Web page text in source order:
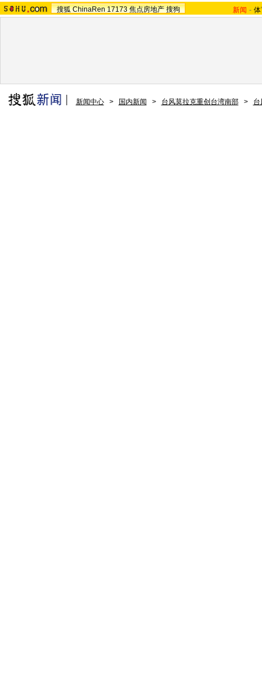
搜狐 ChinaRen 17173 焦点房地产 搜狗 新闻 -
新闻中心 > 国内新闻 > 台风莫拉克重创台湾南部 > 台